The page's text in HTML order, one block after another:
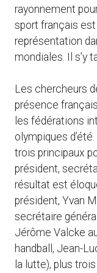
rayonnement
sport français est
représentation
mondiales. Il s’y
Les chercheurs
présence
les fédérations
olympiques
trois principaux
président,
résultat est
président, Yvan
secrétaire
Jérôme Valcke
handball, Jean-
la lutte), plus